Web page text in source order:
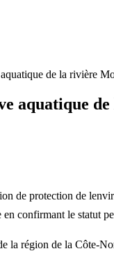
de la rivière
aquatique
de protection de
confirmant le statut
la région de la Côte-